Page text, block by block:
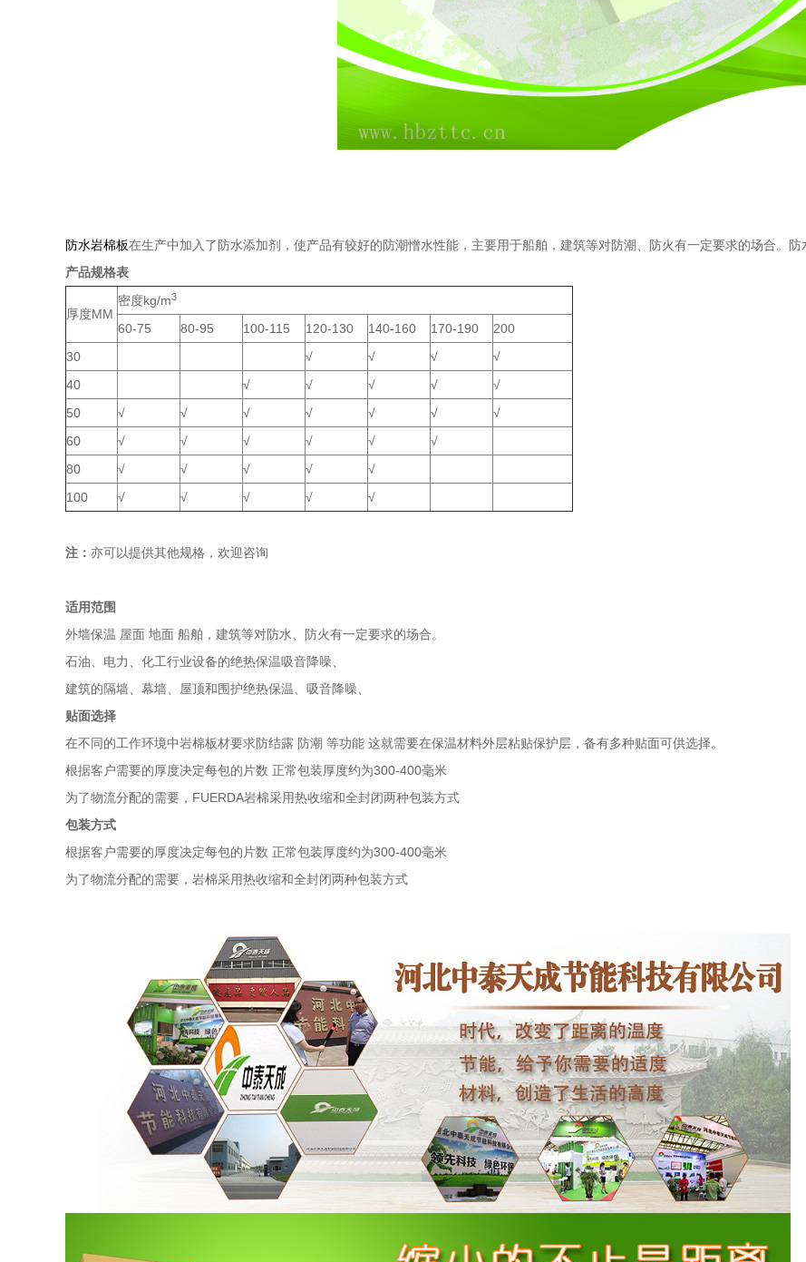
防水岩棉板在生产中加入了防水添加剂，使产品有较好的防潮憎水性能，主要用于船舶，建筑等对防潮、防火有一定要求的场合。
产品规格表
厚度MM
密度kg/m3
60-75 80-95 100-115 120-130 140-160 170-190
200
30
√ √ √
√
40
√ √ √ √
√
50
√ √ √ √ √ √
√
60
√ √ √ √ √
√
80
√ √ √ √
√
100
√ √ √ √ √
注： 亦可以提供其他规格，欢迎咨询
适用范围
外墙保温 屋面 地面 船舶，建筑等对防水、防火有一定要求的场合。
石油、电力、化工行业设备的绝热保温吸音降噪、
建筑的隔墙、幕墙、屋顶和围护绝热保温、吸音降噪、
贴面选择
在不同的工作环境中岩棉板材要求防结露 防潮 等功能 这就需要在保温材料外层粘贴保护层，备有多种贴面可供选择。
根据客户需要的厚度决定每包的片数 正常包装厚度约为300-400毫米
为了物流分配的需要，FUERDA岩棉采用热收缩和全封闭两种包装方式
包装方式
根据客户需要的厚度决定每包的片数 正常包装厚度约为300-400毫米
为了物流分配的需要，岩棉采用热收缩和全封闭两种包装方式